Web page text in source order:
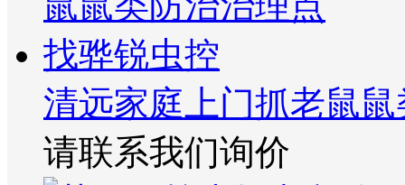
清远家庭上门抓老鼠
请联系我们询价